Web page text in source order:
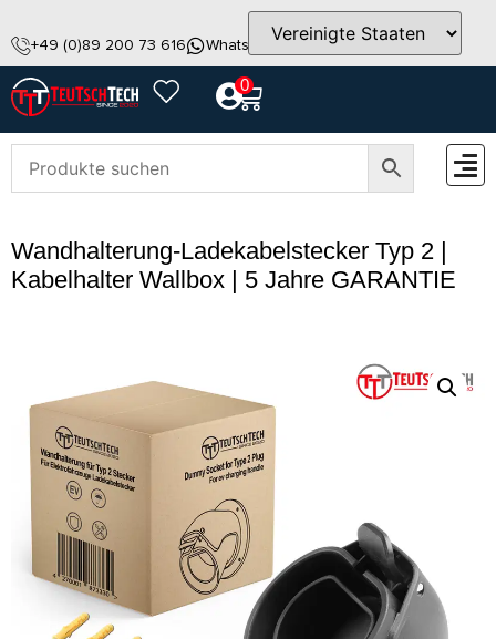
+49 (0)89 200 73 616 WhatsApp info@teutschtech.com
0
Wandhalterung-Ladekabelstecker Typ 2 |
Kabelhalter Wallbox | 5 Jahre GARANTIE